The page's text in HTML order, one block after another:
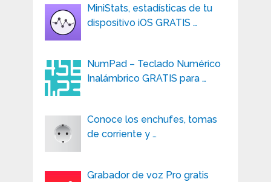
MiniStats, estadísticas de tu
dispositivo iOS GRATIS …
NumPad – Teclado Numérico
Inalámbrico GRATIS para …
Conoce los enchufes, tomas
de corriente y …
Grabador de voz Pro gratis